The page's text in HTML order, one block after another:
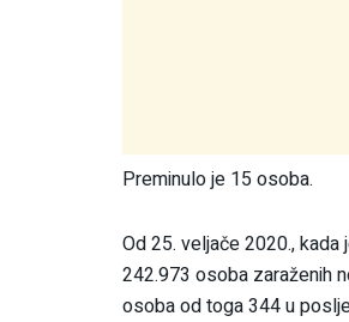
Preminulo je 15 osoba.
Od 25. veljače 2020.,
242.973 osoba zaraženih
osoba od toga 344 u